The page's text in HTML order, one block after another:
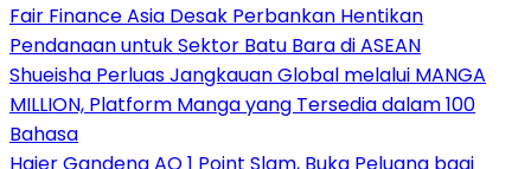
Fair Finance Asia Desak Perbankan Hentikan
Pendanaan untuk Sektor Batu Bara di ASEAN
Shueisha Perluas Jangkauan Global melalui MANGA
MILLION, Platform Manga yang Tersedia dalam 100
Bahasa
Haier Gandeng AO 1 Point Slam, Buka Peluang bagi